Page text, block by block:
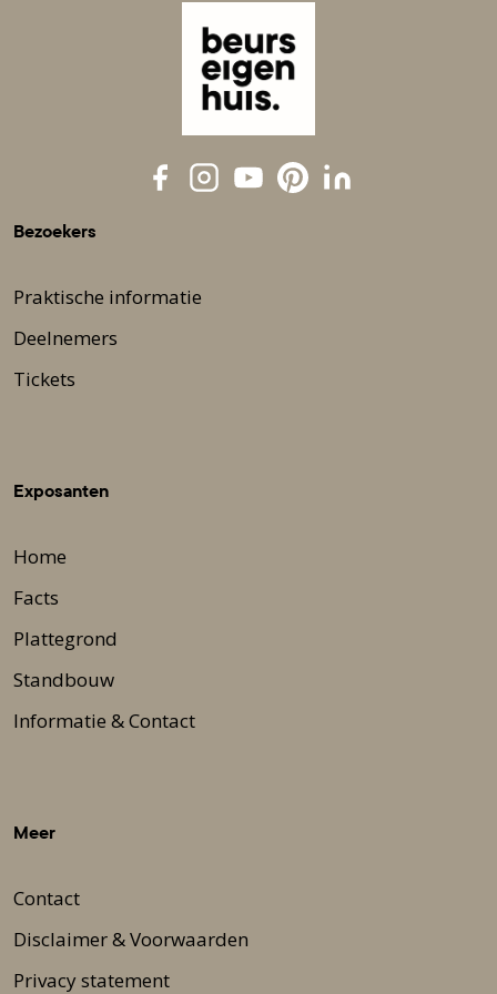
Bezoekers
Praktische informatie
Deelnemers
Tickets
Exposanten
Home
Facts
Plattegrond
Standbouw
Informatie & Contact
Meer
Contact
Disclaimer & Voorwaarden
Privacy statement